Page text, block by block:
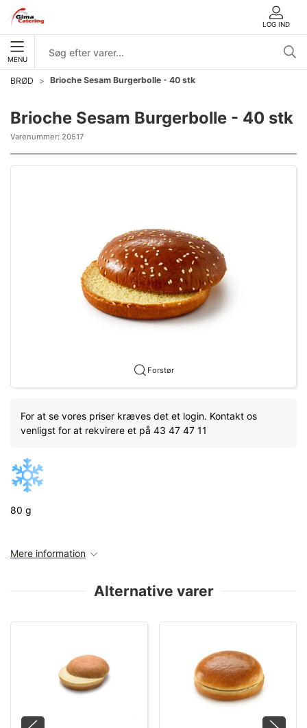
LOG IND
MENU
BRØD Brioche Sesam Burgerbolle - 40 stk
Brioche Sesam Burgerbolle - 40 stk
Varenummer: 20517
Forstør
For at se vores priser kræves det et login. Kontakt os
venligst for at rekvirere et på 43 47 47 11
80 g
Mere information
Alternative varer